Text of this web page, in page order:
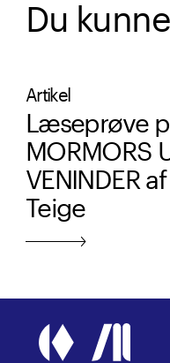
Du
Artikel
Læseprøve
MORMORS
VENINDER
Teige